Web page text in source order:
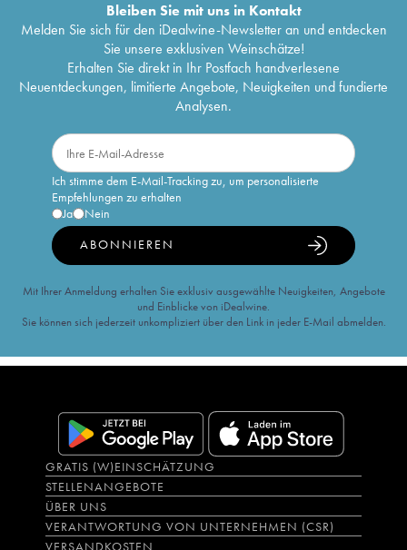
Bleiben Sie mit uns in Kontakt
Melden Sie sich für den iDealwine-Newsletter an und entdecken
Sie unsere exklusiven Weinschätze!
Erhalten Sie direkt in Ihr Postfach handverlesene
Neuentdeckungen, limitierte Angebote, Neuigkeiten und fundierte
Analysen.
Ich stimme dem E-Mail-Tracking zu, um personalisierte
Empfehlungen zu erhalten
Ja
Nein
ABONNIEREN
Mit Ihrer Anmeldung erhalten Sie exklusiv ausgewählte Neuigkeiten, Angebote
und Einblicke von iDealwine.
Sie können sich jederzeit unkompliziert über den Link in jeder E-Mail abmelden.
GRATIS (W)EINSCHÄTZUNG
STELLENANGEBOTE
ÜBER UNS
VERANTWORTUNG VON UNTERNEHMEN (CSR)